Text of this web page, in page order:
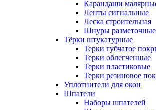
Карандаши
Ленты сигнальные
Леска строительная
Шнуры
Тёрки штукатурные
Терки губчатое
Терки облегченные
Терки пластиковые
Терки резиновое
Уплотнители для окон
Шпатели
Наборы шпателей